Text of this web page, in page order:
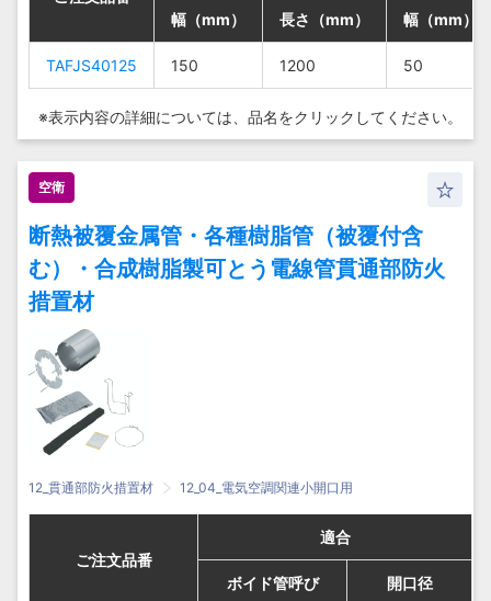
幅（mm）
長さ（mm） 幅（mm）
TAFJS40125 150 1200 50
幅（mm）
長さ（mm） 幅（mm）
TAFJS40125 150 1200 50
幅（mm）
長さ（mm） 幅（mm）
TAFJS40125 150 1200 50
幅（mm）
長さ（mm） 幅（mm）
TAFJS40125 150 1200 50
※表示内容の詳細については、 品名をクリックしてください。
空衛
断熱被覆金属管・各種樹脂管（被覆付含
む）・合成樹脂製可とう電線管貫通部防火
措置材
12_貫通部防火措置材 12_04_電気空調関連小開口用
ご注文品番
ボイド管呼び 開口径
ご注文品番
適合
ボイド管呼び 開口径
ご注文品番
ボイド管呼び 開口径
ご注文品番
適合
ボイド管呼び 開口径